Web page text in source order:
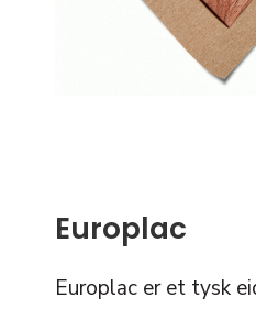
Europlac
Europlac er et tysk